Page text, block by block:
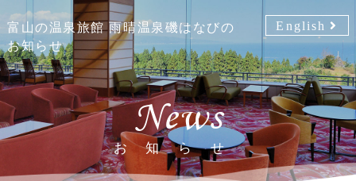
富山の温泉旅館 雨晴温泉磯はなびの
お知らせ
English
News
お知らせ